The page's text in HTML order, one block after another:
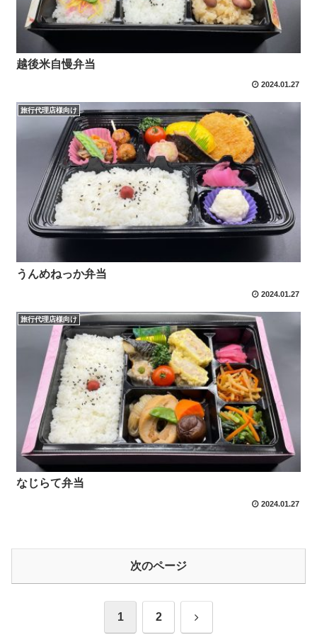
越後米自慢弁当
2024.01.27
旅行代理店様向け
うんめねっか弁当
2024.01.27
旅行代理店様向け
なじらて弁当
2024.01.27
次のページ
1 2 次